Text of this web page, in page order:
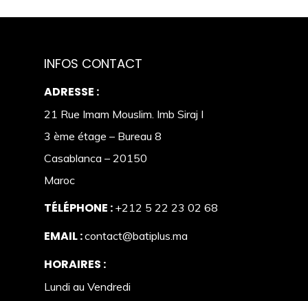
INFOS CONTACT
ADRESSE :
21 Rue Imam Mouslim. Imb Siraj I
3 ème étage – Bureau 8
Casablanca – 20150
Maroc
TÉLÉPHONE : +212 5 22 23 02 68
EMAIL :contact@batiplus.ma
HORAIRES :
Lundi au Vendredi